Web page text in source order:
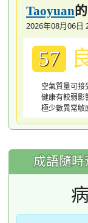
Taoyuan
2026年08月06日
57
空氣質量可接
健康有較弱影
極少數異常敏
成語隨時
病